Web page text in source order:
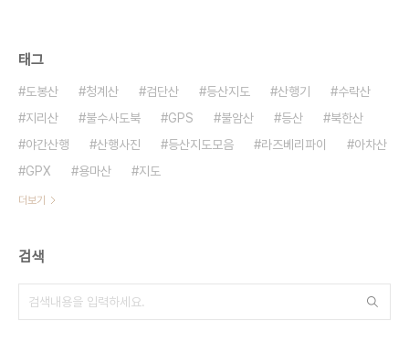
태그
도봉산 청계산 검단산 등산지도 산행기
수락산
지리산
불수사도북 GPS 불암산 등산
북한산
야간산행
산행사진 등산지도모음 라즈베리파이
아차산
GPX
용마산 지도
더보기
검색